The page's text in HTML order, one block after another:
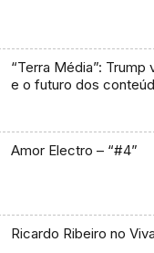
“Terra Média”: Trump
e o futuro dos
Amor Electro – “#4”
Ricardo Ribeiro no